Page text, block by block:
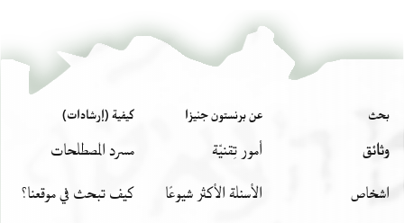
بحث
وثائق
اشخاص
عن برنستون جنيزا
أمور تِقنيّة
الأسئلة الأكثر شيوعًا
كيفية (إرشادات)
مسرد المصطلحات
كيف تبحث في موقعنا؟